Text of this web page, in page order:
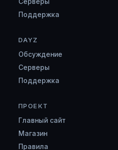
Поддержка
DAYZ
Обсуждение
Серверы
Поддержка
ПРОЕКТ
Главный сайт
Магазин
Правила